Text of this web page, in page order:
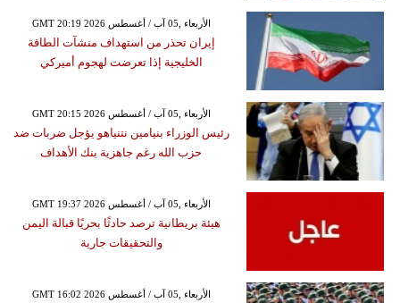
GMT 20:19 2026 الأربعاء ,05 آب / أغسطس
إيران تحذر من استهداف منشآت الطاقة
الخليجية إذا تعرضت لهجوم أميركي
GMT 20:15 2026 الأربعاء ,05 آب / أغسطس
رئيس الوزراء بنيامين نتنياهو يؤجل ضربات ضد
حزب الله رغم جاهزية بنك الأهداف
GMT 19:37 2026 الأربعاء ,05 آب / أغسطس
هيئة بريطانية ترصد حادثًا بحريًا قبالة اليمن
والتحقيقات جارية
GMT 16:02 2026 الأربعاء ,05 آب / أغسطس